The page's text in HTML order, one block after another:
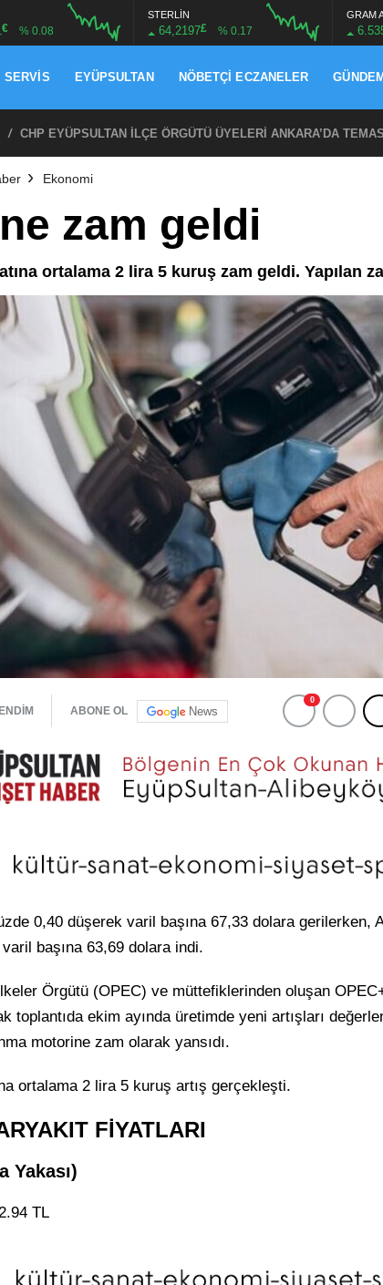
€ % 0.08
STERLİN
64,2197£ % 0.17
GRAM
SERVIS EYÜPSULTAN NÖBETÇI ECZANELER GÜNDEM
/ MHP EYÜPSULTAN TEŞKİLATI’NIN ACI GÜNÜ
Ekonomi
zam geldi
ortalama 2 lira 5 kuruş zam geldi. Yapılan
ABONE OL News
0
0,40 düşerek varil başına 67,33 dolara gerilerken,
başına 63,69 dolara indi.
Örgütü (OPEC) ve müttefiklerinden oluşan
toplantıda ekim ayında üretimde yeni artışları
motorine zam olarak yansıdı.
ortalama 2 lira 5 kuruş artış gerçekleşti.
FİYATLARI
Yakası)
TL